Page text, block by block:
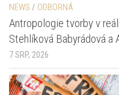
NEWS / ODBORNÁ
Antropologie tvorby v
Stehlíková Babyrádová a
7 SRP, 2026